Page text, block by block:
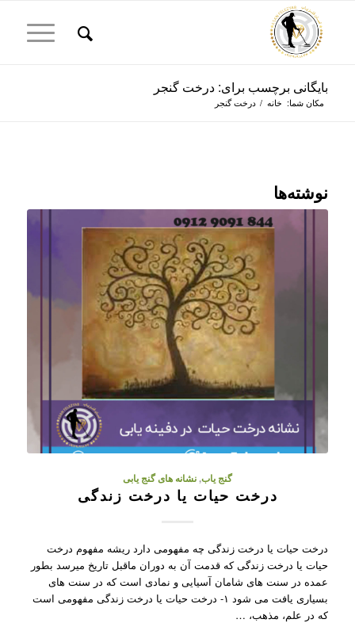
بایگانی برچسب برای: درخت گنجر
مکان شما: خانه / درخت گنجر
نوشته‌ها
گنج یاب,نشانه های گنج یابی
درخت حیات یا درخت زندگی
درخت حیات یا درخت زندگی چه مفهومی دارد ریشه مفهوم درخت
حیات یا درخت زندگی که قدمت آن به دوران ماقبل تاریخ میرسد بطور
عمده در سنت های شامان آسیایی و نمادی است که در سنت های
بسیاری یافت می شود ۱- درخت حیات یا درخت زندگی مفهومی است
که در علم، مذهب، …